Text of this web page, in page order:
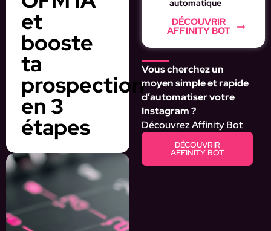
et
booste
ta
prospection
en 3
étapes
automatique
DÉCOUVRIR
AFFINITY BOT
Vous cherchez un
moyen simple et rapide
d’automatiser votre
Instagram ?
Découvrez Affinity Bot
DÉCOUVRIR
AFFINITY BOT